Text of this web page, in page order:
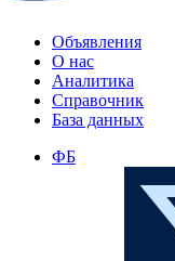
Объявления
О нас
Аналитика
Справочник
База данных
ФБ